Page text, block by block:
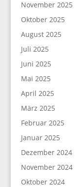
November 2025
Oktober 2025
August 2025
Juli 2025
Juni 2025
Mai 2025
April 2025
März 2025
Februar 2025
Januar 2025
Dezember 2024
November 2024
Oktober 2024